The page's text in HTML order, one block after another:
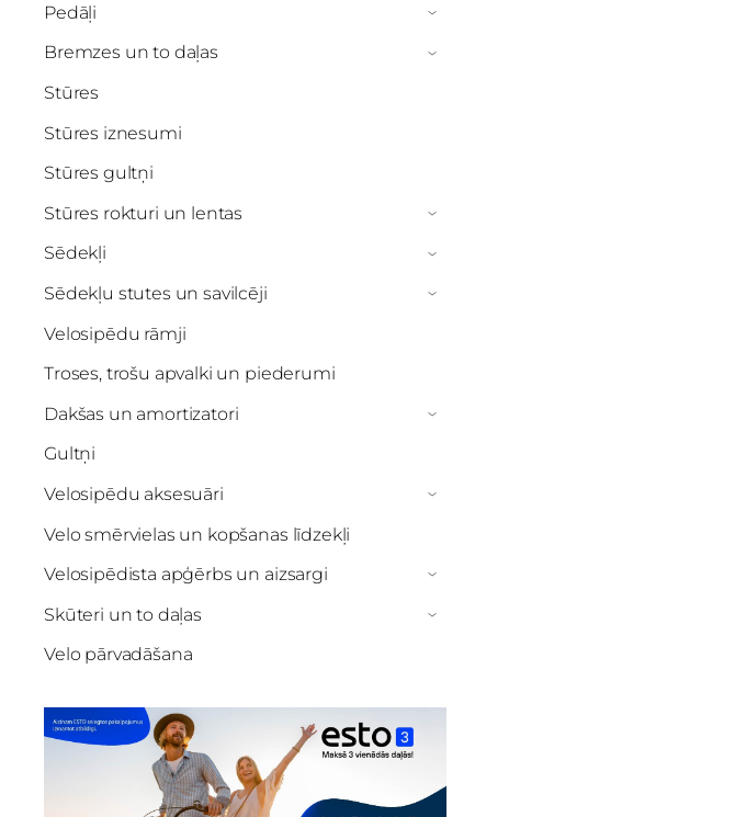
Pedāļi
›
Bremzes un to daļas ›
Stūres
Stūres iznesumi
Stūres gultņi
Stūres rokturi un lentas
›
Sēdekļi ›
Sēdekļu stutes un savilcēji ›
Velosipēdu rāmji
Troses, trošu apvalki un piederumi
Dakšas un amortizatori
›
Gultņi
Velosipēdu aksesuāri
›
Velo smērvielas un kopšanas līdzekļi
Velosipēdista apģērbs un aizsargi
›
Skūteri un to daļas ›
Velo pārvadāšana